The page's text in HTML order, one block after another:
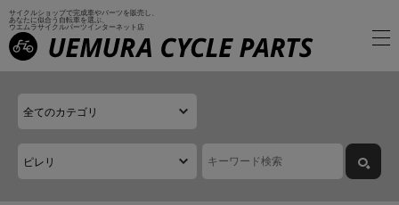
サイクルショップで完成車やパーツを販売し、
あなたに似合う自転車を選ぶ、
ウエムラサイクルパーツインターネット店